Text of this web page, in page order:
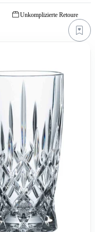
Unkomplizierte Retoure